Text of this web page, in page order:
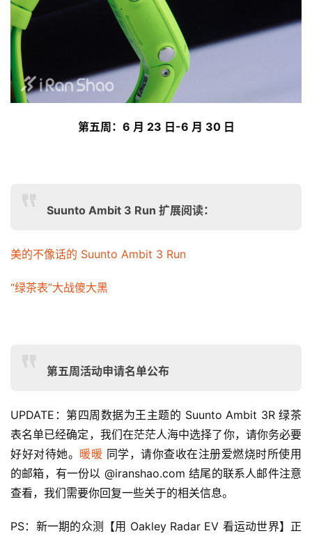
备
练
视
动
第五周：6 月 23 日-6 月 30 日
Suunto Ambit 3 Run 扩展阅读：
美的不像话的 Suunto Ambit 3 Run
“绿茶表”大战傻大黑
第五周活动申请名单公布
UPDATE：第四周数据为王主题的 Suunto Ambit 3R 绿茶
表名单已经确定，我们在茫茫人海中选择了你，请你务必要
好好对待她。 暖暖 同学，请你查收在注册爱燃烧时所使用
的邮箱，有一份以 @iranshao.com 结尾的联系人邮件注意
查看，我们需要你回复一些关于的相关信息。
PS：新一期的众测【用 Oakley Radar EV 看运动世界】正